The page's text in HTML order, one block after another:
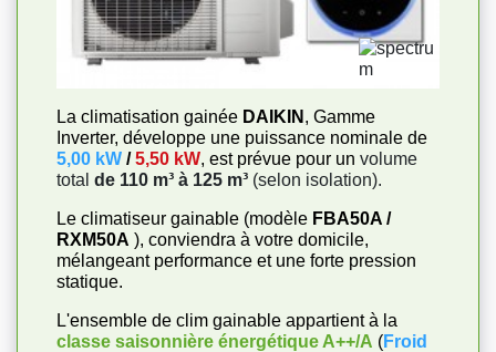
La climatisation gainée DAIKIN , Gamme
Inverter, développe une puissance nominale de
5,00 kW /5,50 kW, est prévue pour un volume
total de 110 m³ à 125 m³ (selon isolation).
Le climatiseur gainable (modèle FBA50A /
RXM50A ), conviendra à votre domicile,
mélangeant performance et une forte pression
statique.
L'ensemble de clim gainable appartient à la
classe saisonnière énergétique A++/A (Froid